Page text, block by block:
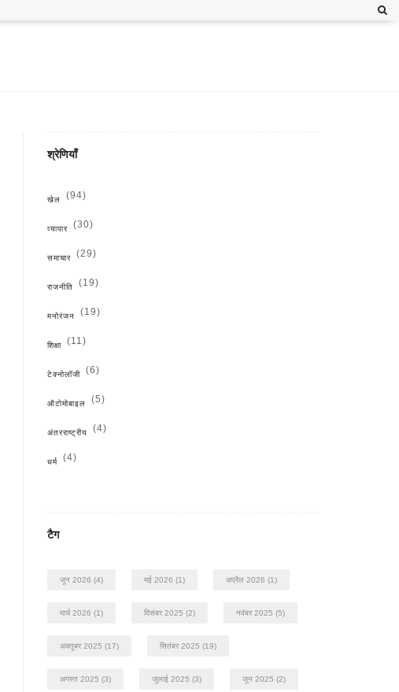
श्रेणियाँ
खेल (94)
व्यापार (30)
समाचार (29)
राजनीति (19)
मनोरंजन (19)
शिक्षा (11)
टेक्नोलॉजी (6)
ऑटोमोबाइल (5)
अंतरराष्ट्रीय (4)
धर्म (4)
टैग
जून 2026 (4) मई 2026 (1) अप्रैल 2026 (1)
मार्च 2026 (1) दिसंबर 2025 (2) नवंबर 2025 (5)
अक्तूबर 2025 (17) सितंबर 2025 (19)
अगस्त 2025 (3) जुलाई 2025 (3) जून 2025 (2)